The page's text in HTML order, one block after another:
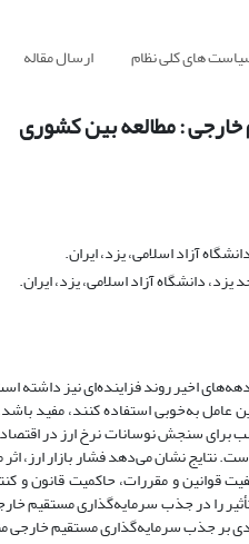
های کلی نظام ارسال مقاله
خارجی : مطالعه بین کشوری
آزاد اسلامی، یزد، ایران.
دانشگاه آزاد اسلامی، یزد، ایران.
اخیر روند فزاینده‌ای نیز داشته
به‌خوبی استفاده کنند، مفید
برای سنجش نوسانات نرخ ارز در
متوسط، در دوره زمانی 2015-2002 را بررسی کرده است.
و مقررات، حاکمیت قانون و
را در جذب سرمایه‌گذاری مستقیم
بر جذب سرمایه‌گذاری مستقیم